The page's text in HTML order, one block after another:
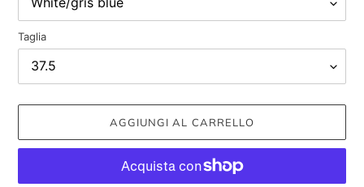
Taglia
AGGIUNGI AL CARRELLO